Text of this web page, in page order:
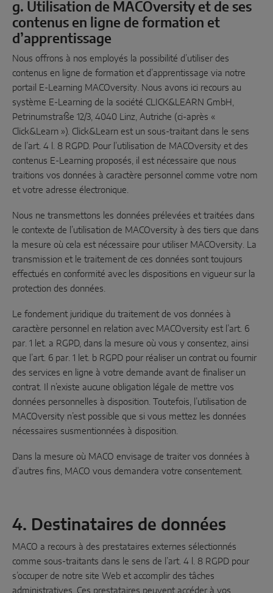
g. Utilisation de MACOversity et de ses
contenus en ligne de formation et
d’apprentissage
Nous offrons à nos employés la possibilité d’utiliser des
contenus en ligne de formation et d’apprentissage via notre
portail E-Learning MACOversity. Nous avons ici recours au
système E-Learning de la société CLICK&LEARN GmbH,
Petrinumstraße 12/3, 4040 Linz, Autriche (ci-après «
Click&Learn »). Click&Learn est un sous-traitant dans le sens
de l’art. 4 l. 8 RGPD. Pour l’utilisation de MACOversity et des
contenus E-Learning proposés, il est nécessaire que nous
traitions vos données à caractère personnel comme votre nom
et votre adresse électronique.
Nous ne transmettons les données prélevées et traitées dans
le contexte de l’utilisation de MACOversity à des tiers que dans
la mesure où cela est nécessaire pour utiliser MACOversity. La
transmission et le traitement de ces données sont toujours
effectués en conformité avec les dispositions en vigueur sur la
protection des données.
Le fondement juridique du traitement de vos données à
caractère personnel en relation avec MACOversity est l’art. 6
par. 1 let. a RGPD, dans la mesure où vous y consentez, ainsi
que l’art. 6 par. 1 let. b RGPD pour réaliser un contrat ou fournir
des services en ligne à votre demande avant de finaliser un
contrat. Il n’existe aucune obligation légale de mettre vos
données personnelles à disposition. Toutefois, l’utilisation de
MACOversity n’est possible que si vous mettez les données
nécessaires susmentionnées à disposition.
Dans la mesure où MACO envisage de traiter vos données à
d’autres fins, MACO vous demandera votre consentement.
4. Destinataires de données
MACO a recours à des prestataires externes sélectionnés
comme sous-traitants dans le sens de l’art. 4 l. 8 RGPD pour
s’occuper de notre site Web et accomplir des tâches
administratives. Ces prestataires peuvent accéder à vos